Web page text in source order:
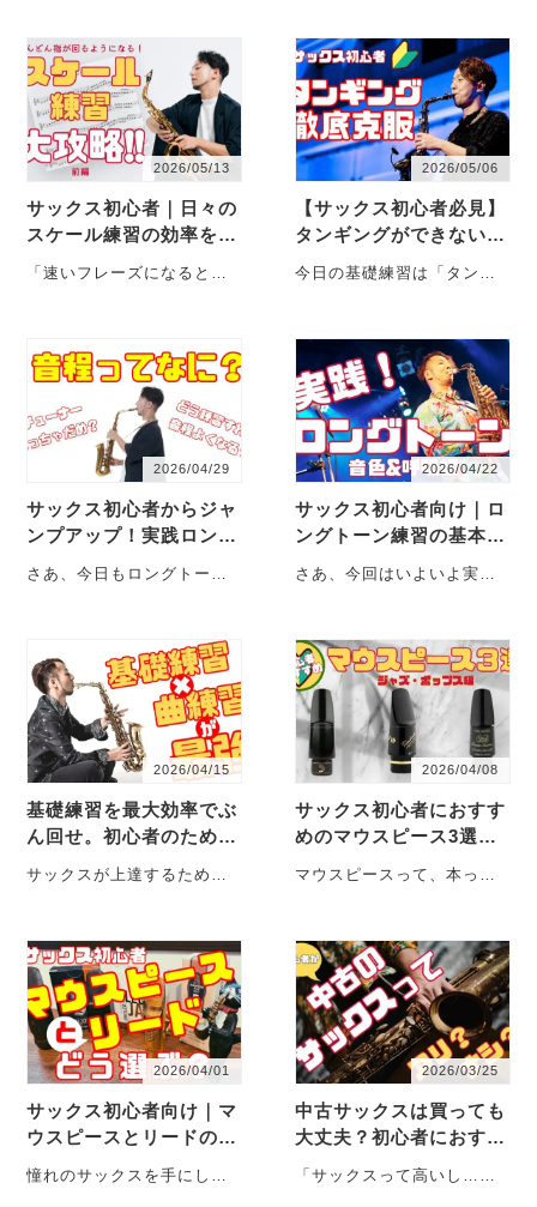
2026/05/13
サックス初心者｜日々の
スケール練習の効率を劇
的にアップさせる方法
「速いフレーズになると急
2026/05/06
【サックス初心者必見】
タンギングができない人
の２つの原因と対策
今日の基礎練習は「タンギ
な技法です。苦手で・・・
2026/04/29
サックス初心者からジャ
ンプアップ！実践ロング
トーン②音程編：音程
を“合わせる力”を鍛える
さあ、今日もロングトーン
2026/04/22
サックス初心者向け｜ロ
ングトーン練習の基本と
上達するコツ-呼吸編
さあ、今回はいよいよ実践
とも言える・・・
2026/04/15
基礎練習を最大効率でぶ
ん回せ。初心者のための
ジュニア式サックス上達
論
サックスが上達するため
ん。Juny-aも良い・・・
2026/04/08
サックス初心者におすす
めのマウスピース3選
（ジャズ・ポップス編）
｜リードの組み合わせも
マウスピースって、本っっ
と、店員さん・・・
2026/04/01
サックス初心者向け｜マ
ウスピースとリードの選
び方をわかりやすく解説
憧れのサックスを手にし
2026/03/25
中古サックスは買っても
大丈夫？初心者におすす
めできる理由と注意点
「サックスって高いし…中